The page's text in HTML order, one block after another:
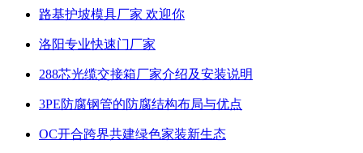
路基护坡模具厂家 欢迎你
洛阳专业快速门厂家
288芯光缆交接箱厂家介绍及安装说明
3PE防腐钢管的防腐结构布局与优点
OC开合跨界共建绿色家装新生态